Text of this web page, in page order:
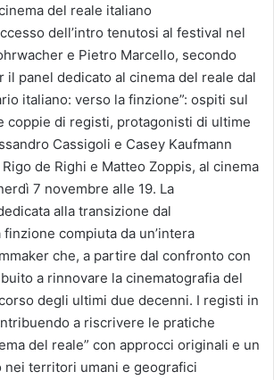
del reale italiano
dell’intro tenutosi al festival nel
e Pietro Marcello, secondo
il panel dedicato al cinema del reale dal
italiano: verso la finzione”: ospiti sul
coppie di registi, protagonisti di ultime
Cassigoli e Casey Kaufmann
de Righi e Matteo Zoppis, al cinema
7 novembre alle 19. La
alla transizione dal
compiuta da un’intera
che, a partire dal confronto con
a rinnovare la cinematografia del
degli ultimi due decenni. I registi in
a riscrivere le pratiche
del reale” con approcci originali e un
territori umani e geografici